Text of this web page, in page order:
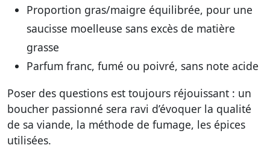
Proportion gras/maigre équilibrée, pour une
saucisse moelleuse sans excès de matière
grasse
Parfum franc, fumé ou poivré, sans note acide
Poser des questions est toujours réjouissant : un
boucher passionné sera ravi d’évoquer la qualité
de sa viande, la méthode de fumage, les épices
utilisées.